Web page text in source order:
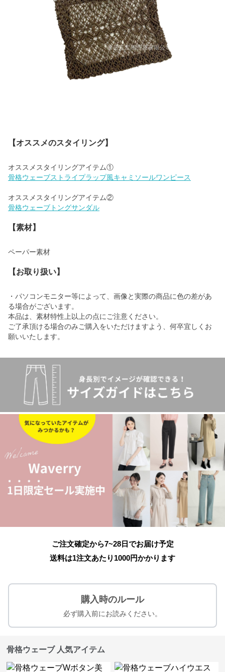
【オススメのスタイリング】
骨格ウェーブストライプラップ風キャミソールワンピース
骨格ウェーブトングサンダル
【素材】
ペーパー素材
【お取り扱い】
・パソコンモニター等によって、画像と実際の商品に色の差があ
る場合がございます。
本品は、素材特性上以上の点にご注意ください。
ご了承頂ける場合のみご購入をいただけますよう、何卒宜しくお
願いいたします。
ご注文確定から7~28日でお届け予定
送料は1注文あたり 1000円かかります
購入時のルール
必ず購入前にお読みください。
骨格ウェーブ 人気アイテム